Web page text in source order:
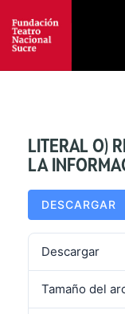
LITERAL O)
LA
DESCARGAR
Descargar
Tamaño del